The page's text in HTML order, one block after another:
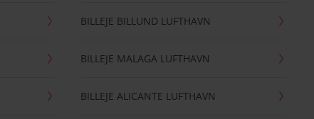
BILLEJE BILLUND LUFTHAVN
BILLEJE MALAGA LUFTHAVN
BILLEJE ALICANTE LUFTHAVN